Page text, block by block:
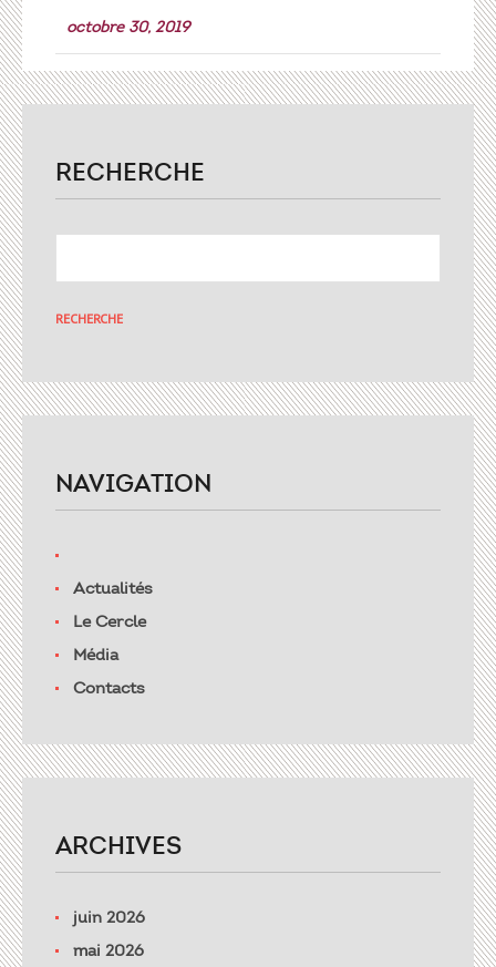
octobre 30, 2019
RECHERCHE
NAVIGATION
Actualités
Le Cercle
Média
Contacts
ARCHIVES
juin 2026
mai 2026